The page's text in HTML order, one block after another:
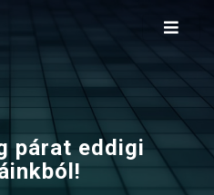
párat eddigi